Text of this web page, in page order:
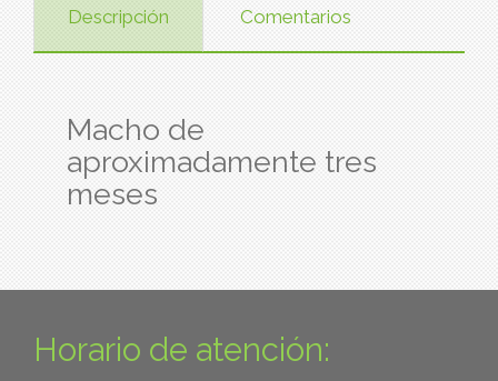
Descripción Comentarios
Macho de
aproximadamente tres
meses
Horario de atención: